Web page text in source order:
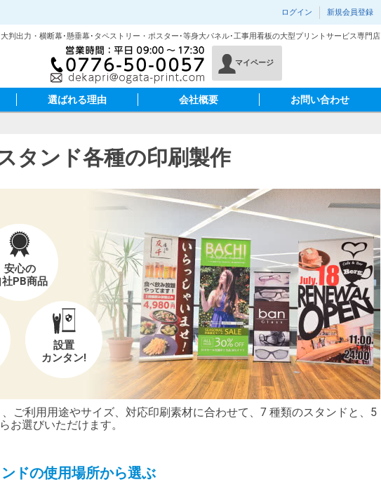
ログイン 新規会員登録
大判出力・横断幕･懸垂幕･タペストリー・ポスター･等身大パネル･工事用看板の大型プリントサービス専門店
マイページ
選ばれる理由 会社概要 お問い合わせ
タンド各種の印刷製作
安心の
社PB商品
設置
カンタン!
ご利用用途やサイズ、対応印刷素材に合わせて、7 種類のスタンドと、5
お選びいただけます。
ドの使用場所から選ぶ